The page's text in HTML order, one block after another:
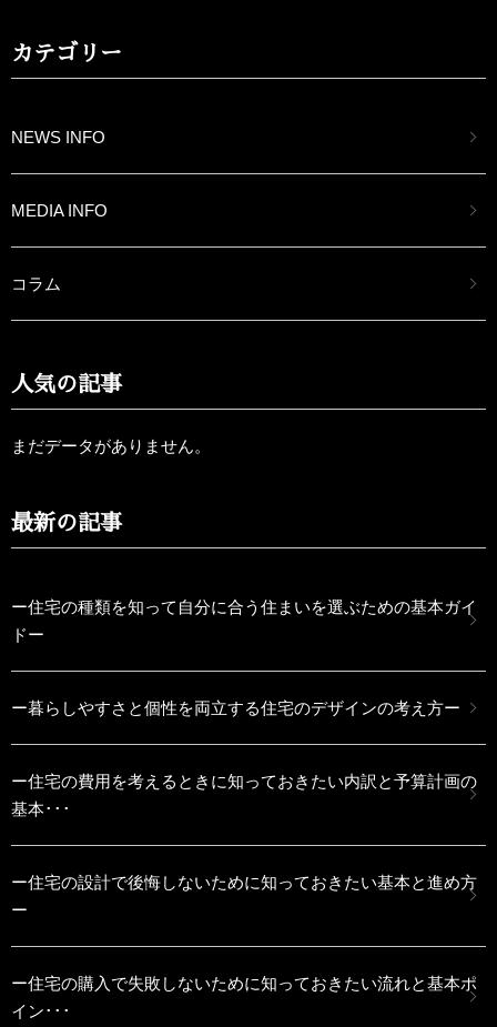
カテゴリー
NEWS INFO
MEDIA INFO
コラム
人気の記事
まだデータがありません。
最新の記事
ー住宅の種類を知って自分に合う住まいを選ぶための基本ガイ
ドー
ー暮らしやすさと個性を両立する住宅のデザインの考え方ー
ー住宅の費用を考えるときに知っておきたい内訳と予算計画の
基本･･･
ー住宅の設計で後悔しないために知っておきたい基本と進め方
ー
ー住宅の購入で失敗しないために知っておきたい流れと基本ポ
イン･･･